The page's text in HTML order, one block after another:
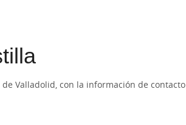
Valladolid, con la información de contacto